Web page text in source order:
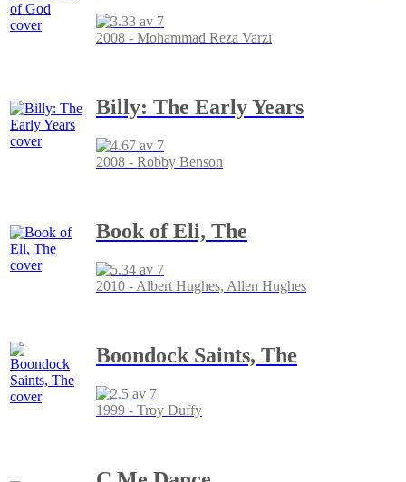
2008 - Mohammad Reza Varzi
Billy: The Early Years
2008 - Robby Benson
Book of Eli, The
2010 - Albert Hughes, Allen Hughes
Boondock Saints, The
1999 - Troy Duffy